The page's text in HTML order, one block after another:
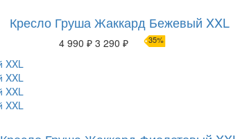
Кресло Груша Жаккард Бежевый XXL
4 990 ₽ 3 290 ₽ 35%